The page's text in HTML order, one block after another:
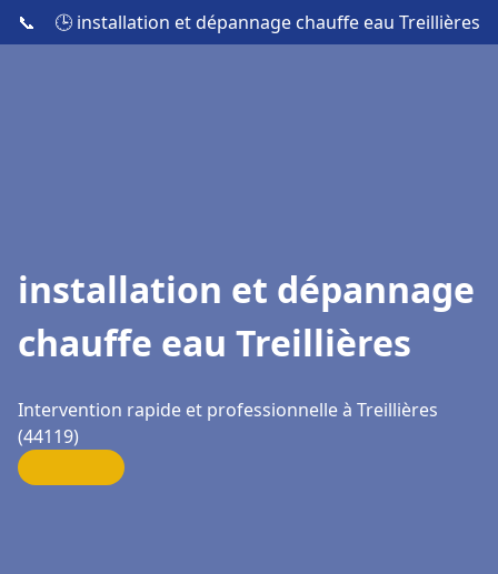
📞 🕒 installation et dépannage chauffe eau Treillières
installation et dépannage
chauffe eau Treillières
Intervention rapide et professionnelle à Treillières
(44119)